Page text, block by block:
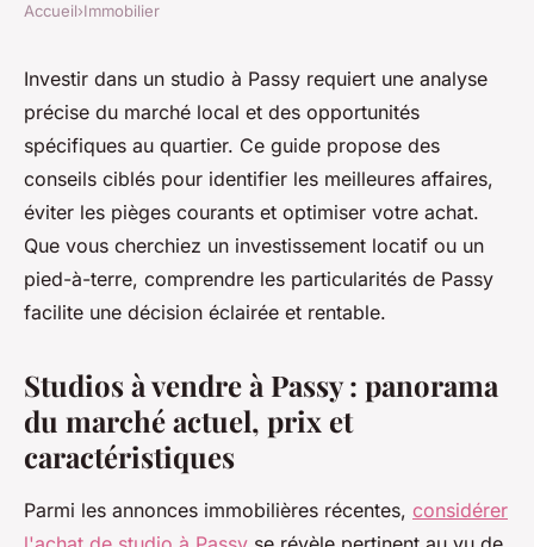
Achat de studio à Passy : nos
conseils pour réussir votre
investissement
Youssef•27 juin 2025•5 min de lecture
Accueil›Immobilier
Investir dans un studio à Passy requiert une analyse
précise du marché local et des opportunités
spécifiques au quartier. Ce guide propose des
conseils ciblés pour identifier les meilleures affaires,
éviter les pièges courants et optimiser votre achat.
Que vous cherchiez un investissement locatif ou un
pied-à-terre, comprendre les particularités de Passy
facilite une décision éclairée et rentable.
Studios à vendre à Passy : panorama
du marché actuel, prix et
caractéristiques
Parmi les annonces immobilières récentes, considérer